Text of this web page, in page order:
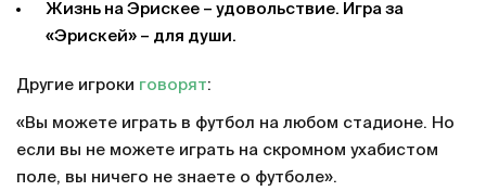
Жизнь на Эрискее – удовольствие. Игра за
«Эрискей» – для души.
Другие игроки говорят:
«Вы можете играть в футбол на любом стадионе. Но
если вы не можете играть на скромном ухабистом
поле, вы ничего не знаете о футболе».